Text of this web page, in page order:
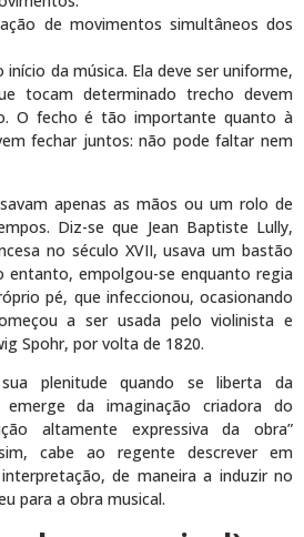
de movimentos simultâneos dos
da música. Ela deve ser uniforme,
tocam determinado trecho devem
O fecho é tão importante quanto à
fechar juntos: não pode faltar nem
apenas as mãos ou um rolo de
Diz-se que Jean Baptiste Lully,
no século XVII, usava um bastão
entanto, empolgou-se enquanto regia
pé, que infeccionou, ocasionando
a ser usada pelo violinista e
Spohr, por volta de 1820.
plenitude quando se liberta da
da imaginação criadora do
altamente expressiva da obra”
cabe ao regente descrever em
de maneira a induzir no
para a obra musical.